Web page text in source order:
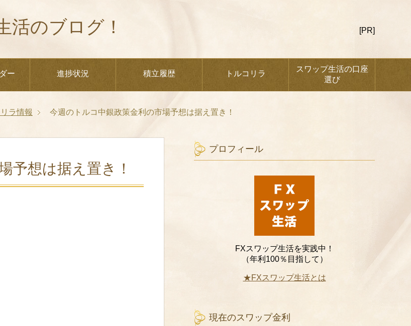
活のブログ！ [PR]
ー 進捗状況 積立履歴 トルコリラ
スワップ生活の口座
選び
リラ情報 今週のトルコ中銀政策金利の市場予想は据え置き！
予想は据え置き！
プロフィール
FXスワップ生活を実践中！
（年利100％目指して）
★FXスワップ生活とは
現在のスワップ金利